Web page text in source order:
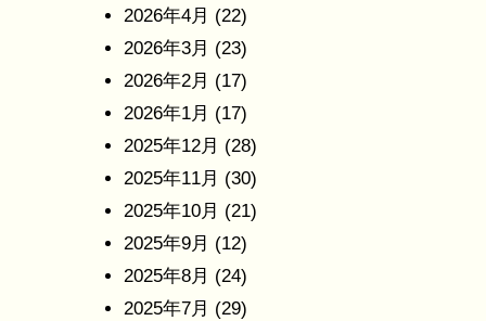
2026年4月 (22)
2026年3月 (23)
2026年2月 (17)
2026年1月 (17)
2025年12月 (28)
2025年11月 (30)
2025年10月 (21)
2025年9月 (12)
2025年8月 (24)
2025年7月 (29)